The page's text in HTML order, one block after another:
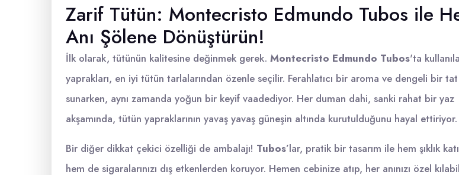
Zarif Tütün: Montecristo Edmundo Tubos ile
Anı Şölene Dönüştürün!
İlk olarak, tütünün kalitesine değinmek gerek. Montecristo Edmundo Tubos'ta
yaprakları, en iyi tütün tarlalarından özenle seçilir. Ferahlatıcı bir aroma ve dengeli bir
sunarken, aynı zamanda yoğun bir keyif vaadediyor. Her duman dahi, sanki rahat bir yaz
akşamında, tütün yapraklarının yavaş yavaş güneşin altında kurutulduğunu hayal ettiriyor.
Bir diğer dikkat çekici özelliği de ambalajı! Tubos’lar, pratik bir tasarım ile hem şıklık
hem de sigaralarınızı dış etkenlerden koruyor. Hemen cebinize atıp, her anınızı özel